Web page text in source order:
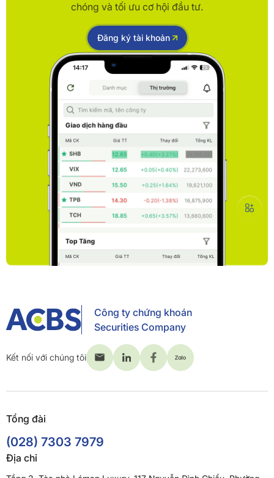
chóng và tối ưu cơ hội đầu tư.
Đăng ký tài khoản
Công ty chứng khoán
Securities Company
Kết nối với chúng tôi
Tổng đài
(028) 7303 7979
Địa chỉ